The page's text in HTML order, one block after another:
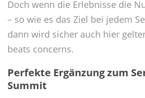
Doch wenn die Erlebnisse die
– so wie es das Ziel bei jedem
dann wird sicher auch hier
beats concerns.
Perfekte Ergänzung zum
Summit